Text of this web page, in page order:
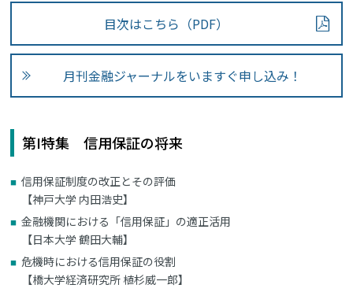
目次はこちら（PDF）
月刊金融ジャーナルをいますぐ申し込み！
第I特集 信用保証の将来
信用保証制度の改正とその評価
【神戸大学 内田浩史】
金融機関における「信用保証」の適正活用
【日本大学 鶴田大輔】
危機時における信用保証の役割
【橋大学経済研究所 植杉威一郎】